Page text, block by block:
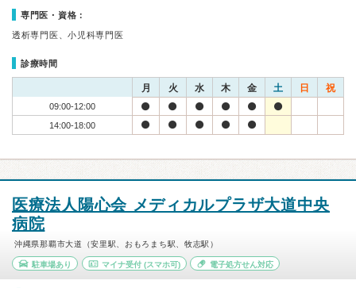
専門医・資格：
透析専門医、小児科専門医
診療時間
月 火 水 木 金 土 日 祝
09:00-12:00
14:00-18:00
医療法人陽心会 メディカルプラザ大道中央
病院
沖縄県那覇市大道（安里駅、おもろまち駅、牧志駅）
駐車場あり マイナ受付(スマホ可) 電子処方せん対応